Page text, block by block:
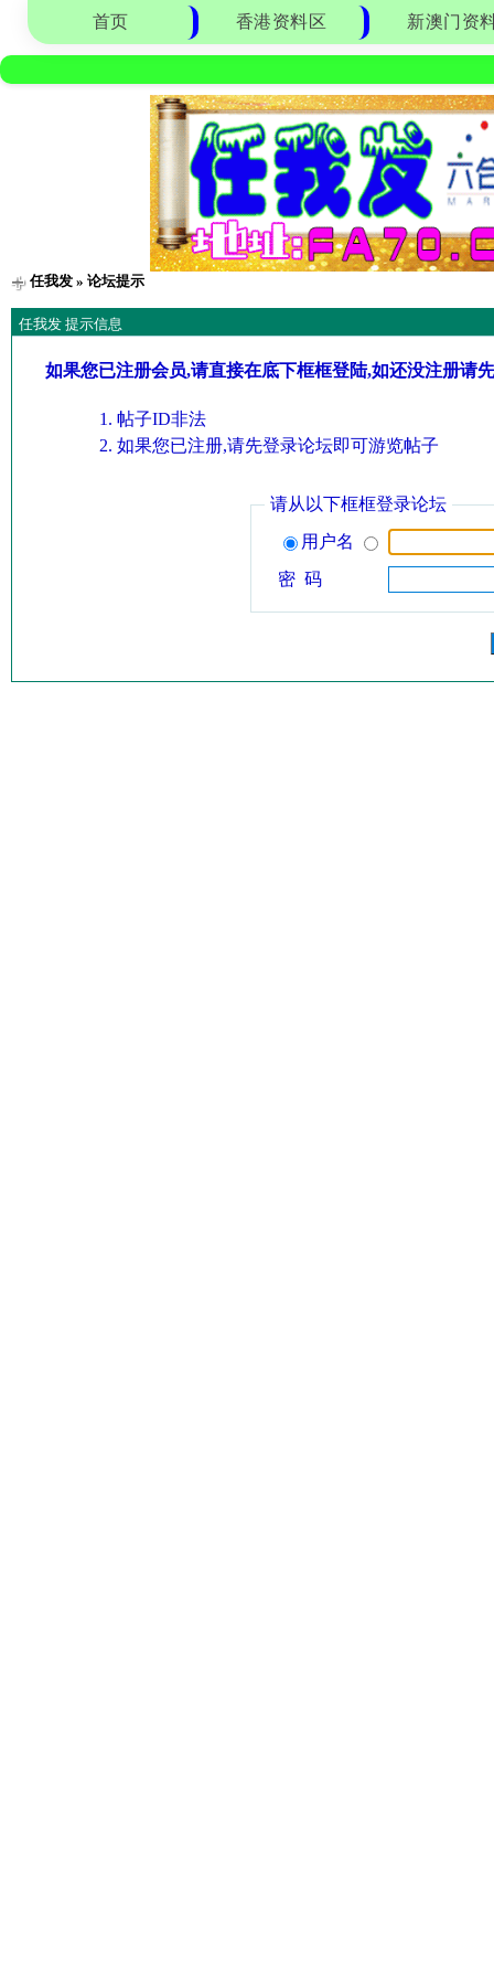
首页 香港资料区 新澳门资
任我发» 论坛提示
任我发 提示信息
如果您已注册会员,请直接在底下框框登陆,如还没注册请
帖子ID非法
如果您已注册,请先登录论坛即可游览帖子
请从以下框框登录论坛
用户名
密 码